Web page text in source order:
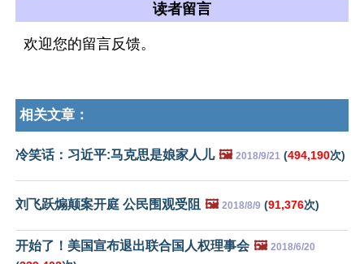
读者留言
欢迎您的留言反馈。
相关文章：
冷笑话：习近平:马克思是娘家人儿 🖼️ 2018/9/21 (494,190次)
刘飞跃煽颠案开庭 公民围观受阻 🖼️ 2018/8/9 (91,376次)
开始了！美国宣布退出联合国人权理事会 🖼️ 2018/6/20